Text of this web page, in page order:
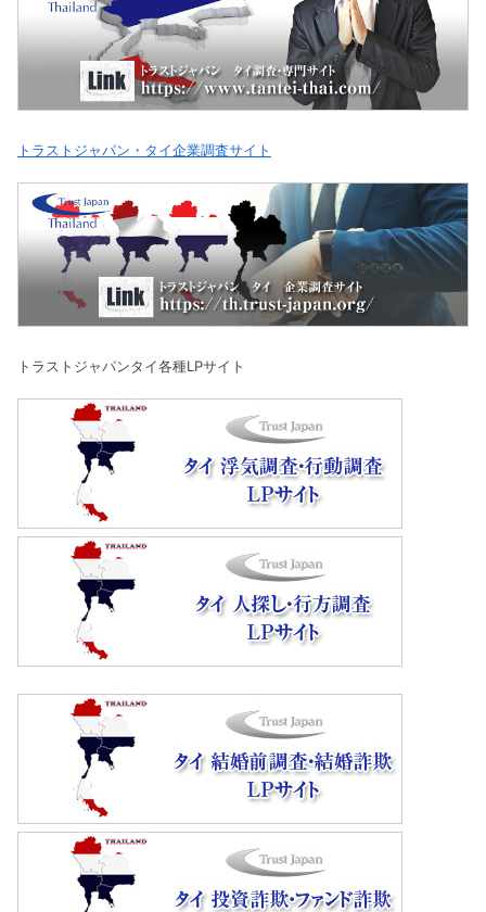
トラストジャパン・タイ企業調査サイト
トラストジャパンタイ各種LPサイト